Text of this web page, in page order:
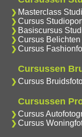
Masterclass
Cursus
Basiscursus
Cursus
Cursus
Cursussen
Cursus
Cursussen
Cursus
Cursus